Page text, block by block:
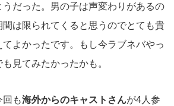
だった。男の子は声変わりがあるの
は限られてくると思うのでとても貴
よかったです。もし今ラブネバやっ
見てみたかったかも。
回も海外からのキャストさんが4人参